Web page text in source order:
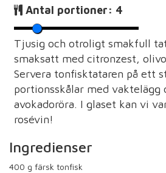
Antal portioner: 4
Tjusig och otroligt smakfull
smaksatt med citronzest,
Servera tonfisktataren på ett
portionsskålar med vaktelägg
avokadoröra. I glaset kan vi
rosévin!
Ingredienser
400 g färsk tonfisk